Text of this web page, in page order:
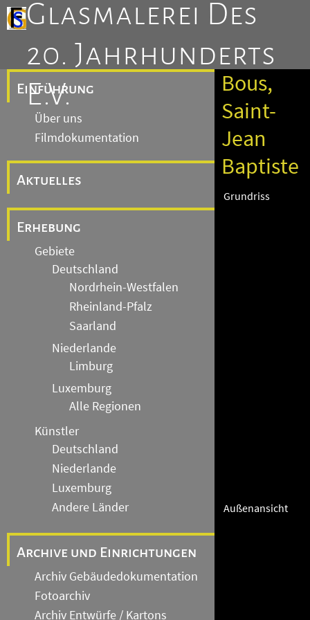
Glasmalerei Des
20. Jahrhunderts
E.V.
Einführung
Über uns
Filmdokumentation
Aktuelles
Erhebung
Gebiete
Deutschland
Nordrhein-Westfalen
Rheinland-Pfalz
Saarland
Niederlande
Limburg
Luxemburg
Alle Regionen
Künstler
Deutschland
Niederlande
Luxemburg
Andere Länder
Archive und Einrichtungen
Archiv Gebäudedokumentation
Fotoarchiv
Archiv Entwürfe / Kartons
Bous,
Saint-
Jean
Baptiste
Grundriss
Außenansicht